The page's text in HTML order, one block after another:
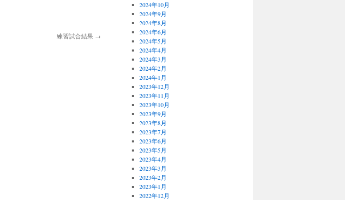
練習試合結果 →
2024年10月
2024年9月
2024年8月
2024年6月
2024年5月
2024年4月
2024年3月
2024年2月
2024年1月
2023年12月
2023年11月
2023年10月
2023年9月
2023年8月
2023年7月
2023年6月
2023年5月
2023年4月
2023年3月
2023年2月
2023年1月
2022年12月